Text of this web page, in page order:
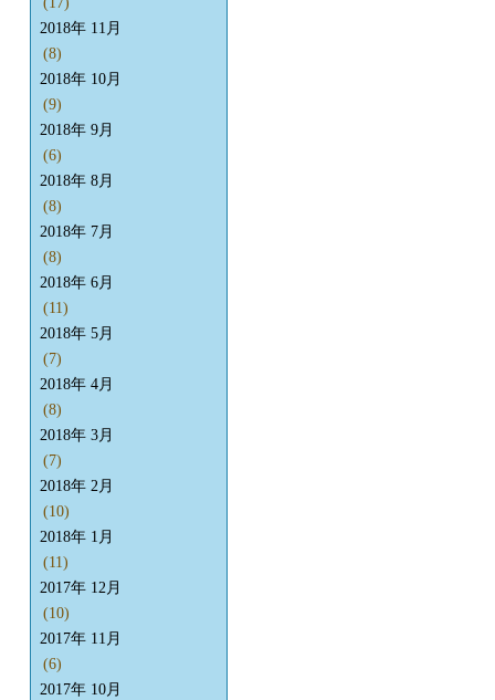
2018年 11月
(8)
2018年 10月
(9)
2018年 9月
(6)
2018年 8月
(8)
2018年 7月
(8)
2018年 6月
(11)
2018年 5月
(7)
2018年 4月
(8)
2018年 3月
(7)
2018年 2月
(10)
2018年 1月
(11)
2017年 12月
(10)
2017年 11月
(6)
2017年 10月